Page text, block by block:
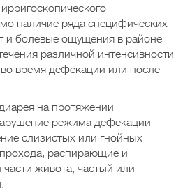
наличие ряда специфических
и болевые ощущения в районе
различной интенсивности
во время дефекации или после
на протяжении
режима дефекации
слизистых или гнойных
распирающие и
живота, частый или